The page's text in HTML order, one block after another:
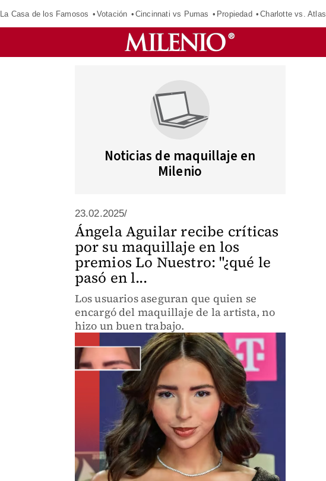
La Casa de los Famosos Votación Cincinnati vs Pumas Propiedad Charlotte vs. Atlas
Noticias de maquillaje en
Milenio
23.02.2025/
Ángela Aguilar recibe críticas
por su maquillaje en los
premios Lo Nuestro: "¿qué le
pasó en l...
Los usuarios aseguran que quien se
encargó del maquillaje de la artista, no
hizo un buen trabajo.